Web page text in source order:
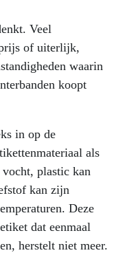
Veel
of uiterlijk,
waarin
koopt
in op de
als
plastic kan
kan zijn
Deze
dat eenmaal
herstelt niet meer.